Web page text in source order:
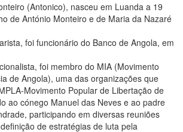
(Antonico), nasceu em Luanda a 19
de António Monteiro e de Maria da Nazaré
foi funcionário do Banco de Angola, em
foi membro do MIA (Movimento
de Angola), uma das organizações que
Movimento Popular de Libertação de
ao cónego Manuel das Neves e ao padre
participando em diversas reuniões
de estratégias de luta pela